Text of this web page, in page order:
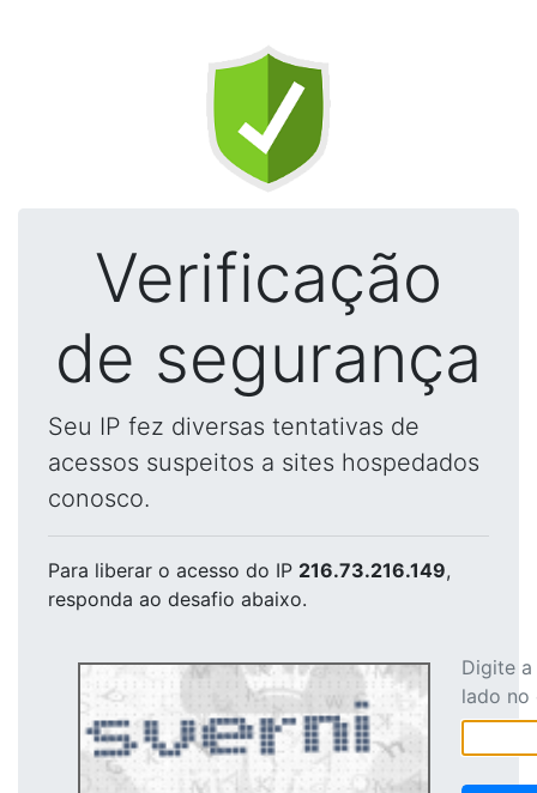
Verificação
de segurança
Seu IP fez diversas tentativas de
acessos suspeitos a sites hospedados
conosco.
Para liberar o acesso do IP 216.73.216.149,
responda ao desafio abaixo.
Digite
lado no